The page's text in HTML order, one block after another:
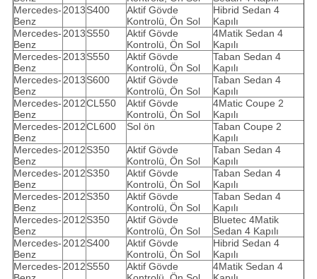
Mercedes-
Benz
2013S400
Aktif Gövde
Kontrolü, Ön Sol
Hibrid Sedan 4
Kapılı
Mercedes-
Benz
2013S550
Aktif Gövde
Kontrolü, Ön Sol
4Matik Sedan 4
Kapılı
Mercedes-
Benz
2013S550
Aktif Gövde
Kontrolü, Ön Sol
Taban Sedan 4
Kapılı
Mercedes-
Benz
2013S600
Aktif Gövde
Kontrolü, Ön Sol
Taban Sedan 4
Kapılı
Mercedes-
Benz
2012CL550
Aktif Gövde
Kontrolü, Ön Sol
4Matic Coupe 2
Kapılı
Mercedes-
Benz
2012CL600 Sol ön
Taban Coupe 2
Kapılı
Mercedes-
Benz
2012S350
Aktif Gövde
Kontrolü, Ön Sol
Taban Sedan 4
Kapılı
Mercedes-
Benz
2012S350
Aktif Gövde
Kontrolü, Ön Sol
Taban Sedan 4
Kapılı
Mercedes-
Benz
2012S350
Aktif Gövde
Kontrolü, Ön Sol
Taban Sedan 4
Kapılı
Mercedes-
Benz
2012S350
Aktif Gövde
Kontrolü, Ön Sol
Bluetec 4Matik
Sedan 4 Kapılı
Mercedes-
Benz
2012S400
Aktif Gövde
Kontrolü, Ön Sol
Hibrid Sedan 4
Kapılı
Mercedes-2012S550
Aktif Gövde
4Matik Sedan 4